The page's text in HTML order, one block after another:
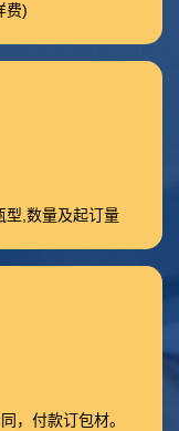
费)
型,数量及起订量
，付款订包材。